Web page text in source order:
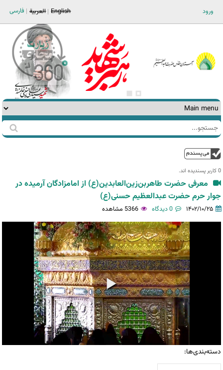
ورود فارسی العربية English
فرم
جستجو
جستجو
0 کاربر پسندیده اند.‎
معرفی حضرت طاهر‌بن‌زین‌‌‌العابدین(ع) از امامزادگان آرمیده در
جوار حرم حضرت عبدالعظیم حسنی(ع)
۱۴۰۲/۱۰/۲۵ 0 دیدگاه 5366 مشاهده
دسته‌بندی‌ها: